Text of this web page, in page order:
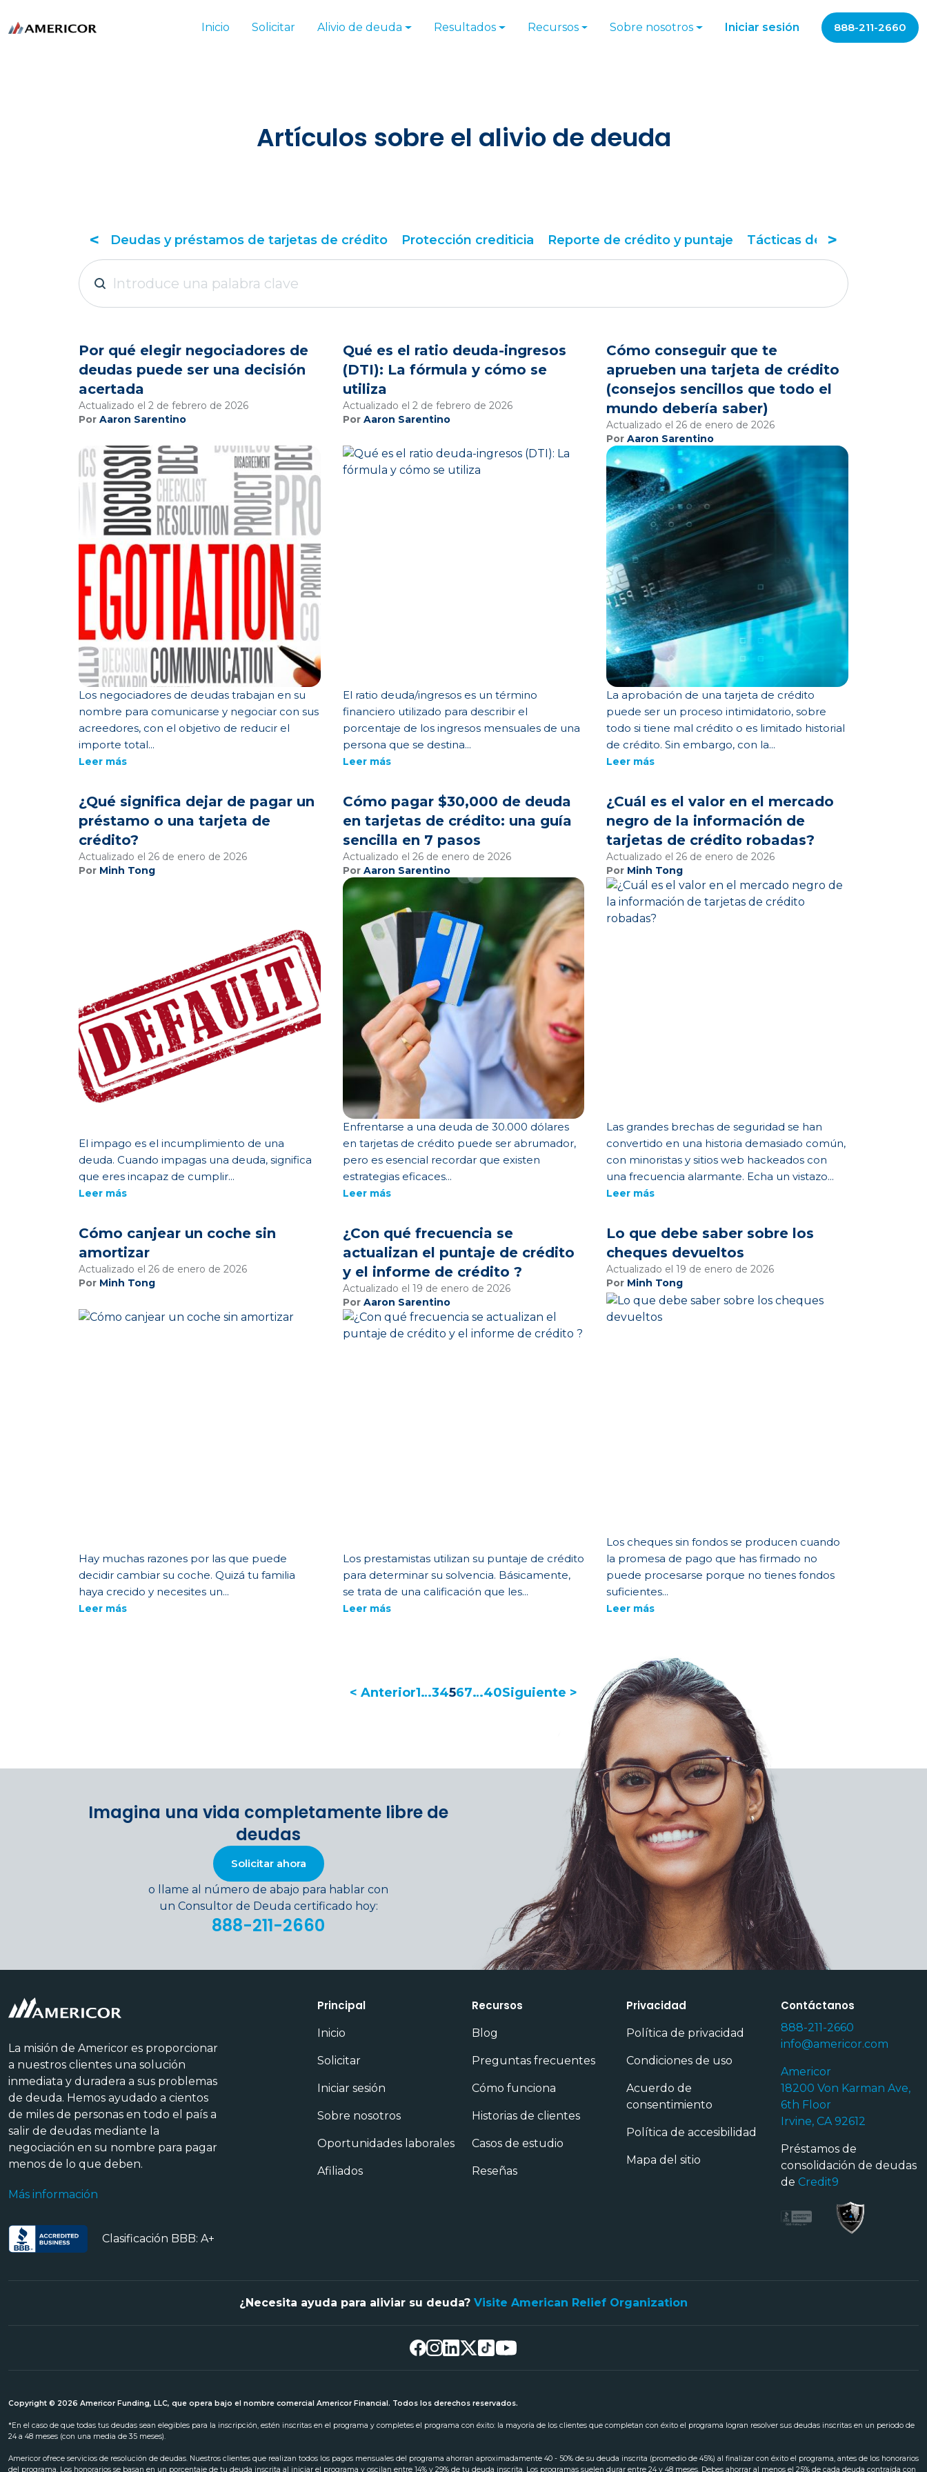
Inicio Solicitar Alivio de deuda Resultados Recursos Sobre nosotros Iniciar sesión 888-211-2660
Artículos sobre el alivio de deuda
<
Todo Deudas y préstamos de tarjetas de crédito Protección crediticia Reporte de crédito y puntaje Tácticas de alivio de deuda
>
Por qué elegir negociadores de
deudas puede ser una decisión
acertada
Actualizado el 2 de febrero de 2026
Por Aaron Sarentino
Los negociadores de deudas trabajan en su
nombre para comunicarse y negociar con sus
acreedores, con el objetivo de reducir el
importe total...
Leer más
Qué es el ratio deuda-ingresos
(DTI): La fórmula y cómo se
utiliza
Actualizado el 2 de febrero de 2026
Por Aaron Sarentino
El ratio deuda/ingresos es un término
financiero utilizado para describir el
porcentaje de los ingresos mensuales de una
persona que se destina...
Leer más
Cómo conseguir que te
aprueben una tarjeta de crédito
(consejos sencillos que todo el
mundo debería saber)
Actualizado el 26 de enero de 2026
PorAaron Sarentino
La aprobación de una tarjeta de crédito
puede ser un proceso intimidatorio, sobre
todo si tiene mal crédito o es limitado historial
de crédito. Sin embargo, con la...
Leer más
¿Qué significa dejar de pagar un
préstamo o una tarjeta de
crédito?
Actualizado el 26 de enero de 2026
Por Minh Tong
El impago es el incumplimiento de una
deuda. Cuando impagas una deuda, significa
que eres incapaz de cumplir...
Leer más
Cómo pagar $30,000 de deuda
en tarjetas de crédito: una guía
sencilla en 7 pasos
Actualizado el 26 de enero de 2026
Por Aaron Sarentino
Enfrentarse a una deuda de 30.000 dólares
en tarjetas de crédito puede ser abrumador,
pero es esencial recordar que existen
estrategias eficaces...
Leer más
¿Cuál es el valor en el mercado
negro de la información de
tarjetas de crédito robadas?
Actualizado el 26 de enero de 2026
Por Minh Tong
Las grandes brechas de seguridad se han
convertido en una historia demasiado común,
con minoristas y sitios web hackeados con
una frecuencia alarmante. Echa un vistazo...
Leer más
Cómo canjear un coche sin
amortizar
Actualizado el 26 de enero de 2026
Por Minh Tong
Hay muchas razones por las que puede
decidir cambiar su coche. Quizá tu familia
haya crecido y necesites un...
Leer más
¿Con qué frecuencia se
actualizan el puntaje de crédito
y el informe de crédito ?
Actualizado el 19 de enero de 2026
Por Aaron Sarentino
Los prestamistas utilizan su puntaje de crédito
para determinar su solvencia. Básicamente,
se trata de una calificación que les...
Leer más
Lo que debe saber sobre los
cheques devueltos
Actualizado el 19 de enero de 2026
Por Minh Tong
Los cheques sin fondos se producen cuando
la promesa de pago que has firmado no
puede procesarse porque no tienes fondos
suficientes...
Leer más
< Anterior1…34567…40Siguiente >
Imagina una vida completamente libre de
deudas
Solicitar ahora
o llame al número de abajo para hablar con
un Consultor de Deuda certificado hoy:
888-211-2660
La misión de Americor es proporcionar
a nuestros clientes una solución
inmediata y duradera a sus problemas
de deuda. Hemos ayudado a cientos
de miles de personas en todo el país a
salir de deudas mediante la
negociación en su nombre para pagar
menos de lo que deben.
Más información
Clasificación BBB: A+
Principal
Inicio
Solicitar
Iniciar sesión
Sobre nosotros
Oportunidades laborales
Afiliados
Recursos
Blog
Preguntas frecuentes
Cómo funciona
Historias de clientes
Casos de estudio
Reseñas
Privacidad
Política de privacidad
Condiciones de uso
Acuerdo de
consentimiento
Política de accesibilidad
Mapa del sitio
Contáctanos
888-211-2660
info@americor.com
Americor
18200 Von Karman Ave,
6th Floor
Irvine, CA 92612
Préstamos de
consolidación de deudas
de Credit9
¿Necesita ayuda para aliviar su deuda? Visite American Relief Organization
Copyright © 2026 Americor Funding, LLC, que opera bajo el nombre comercial Americor Financial. Todos los derechos reservados.
*En el caso de que todas tus deudas sean elegibles para la inscripción, estén inscritas en el programa y completes el programa con éxito: la mayoría de los clientes que completan con éxito el programa logran resolver sus deudas inscritas en un periodo de
24 a 48 meses (con una media de 35 meses).
Americor ofrece servicios de resolución de deudas. Nuestros clientes que realizan todos los pagos mensuales del programa ahorran aproximadamente 40 - 50% de su deuda inscrita (promedio de 45%) al finalizar con éxito el programa, antes de los honorarios
del programa. Los honorarios se basan en un porcentaje de tu deuda inscrita al iniciar el programa y oscilan entre 14% y 29% de tu deuda inscrita. Los programas suelen durar entre 24 y 48 meses. Debes ahorrar al menos el 25% de cada deuda contraída con